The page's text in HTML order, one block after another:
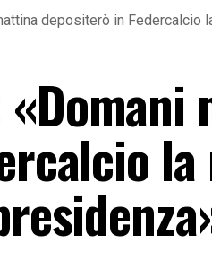
depositerò in Federcalcio
la